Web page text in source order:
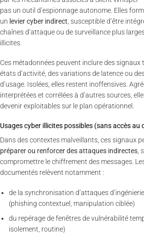
pas un outil d’espionnage autonome. Elles
un levier cyber indirect , susceptible d’être
chaînes d’attaque ou de surveillance plus
illicites.
Ces métadonnées peuvent inclure des signaux
états d’activité, des variations de latence ou
d’usage. Isolées, elles restent inoffensives.
interprétées et corrélées à d’autres sources,
devenir exploitables sur le plan opérationnel.
Usages cyber illicites possibles (sans accès au
Dans des contextes malveillants, ces signaux
préparer ou renforcer des attaques indirectes,
compromettre le chiffrement des messages.
documentés relèvent notamment :
de la synchronisation d’attaques
(phishing contextuel, manipulation ciblée)
du repérage de fenêtres de vulnérabilité
isolement, routine)